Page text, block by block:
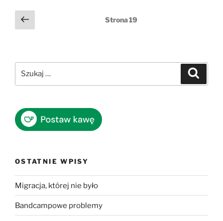
Stronicowanie
wpisów
Poprzednia
strona
Strona19
OSTATNIE WPISY
Migracja, której nie było
Bandcampowe problemy